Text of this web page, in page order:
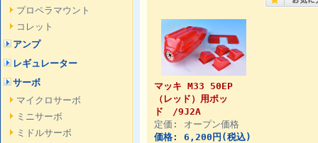
プロペラマウント
コレット
アンプ
レギュレーター
サーボ
マイクロサーボ
ミニサーボ
ミドルサーボ
マッキ M33 50EP
（レッド）用ポッ
ド /9J2A
定価: オープン価格
価格: 6,200円(税込)